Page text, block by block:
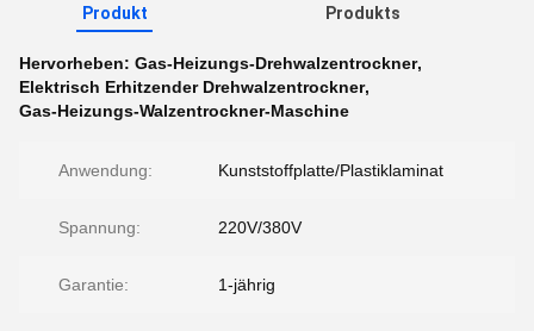
Produkt
Produkts
Hervorheben: Gas-Heizungs-Drehwalzentrockner,
Elektrisch Erhitzender Drehwalzentrockner,
Gas-Heizungs-Walzentrockner-Maschine
Anwendung: Kunststoffplatte/Plastiklaminat
Spannung: 220V/380V
Garantie: 1-jährig